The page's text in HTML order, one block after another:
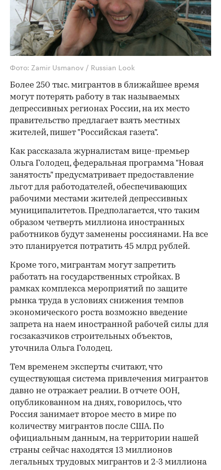
Фото: Zamir Usmanov / Russian Look
Более 250 тыс. мигрантов в ближайшее время
могут потерять работу в так называемых
депрессивных регионах России, на их место
правительство предлагает взять местных
жителей, пишет "Российская газета".
Как рассказала журналистам вице-премьер
Ольга Голодец, федеральная программа "Новая
занятость" предусматривает предоставление
льгот для работодателей, обеспечивающих
рабочими местами жителей депрессивных
муниципалитетов. Предполагается, что таким
образом четверть миллиона иностранных
работников будут заменены россиянами. На все
это планируется потратить 45 млрд рублей.
Кроме того, мигрантам могут запретить
работать на государственных стройках. В
рамках комплекса мероприятий по защите
рынка труда в условиях снижения темпов
экономического роста возможно введение
запрета на наем иностранной рабочей силы для
госзаказчиков строительных объектов,
уточнила Ольга Голодец.
Тем временем эксперты считают, что
существующая система привлечения мигрантов
давно не отражает реалии. В отчете ООН,
опубликованном на днях, говорилось, что
Россия занимает второе место в мире по
количеству мигрантов после США. По
официальным данным, на территории нашей
страны сейчас находятся 13 миллионов
легальных трудовых мигрантов и 2-3 миллиона